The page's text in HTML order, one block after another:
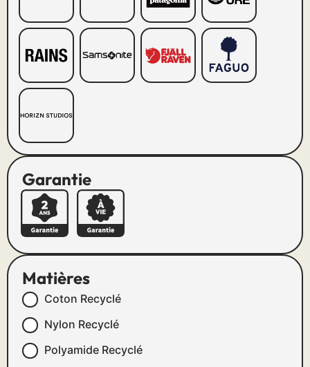
Garantie
Matières
Coton Recyclé
Nylon Recyclé
Polyamide Recyclé